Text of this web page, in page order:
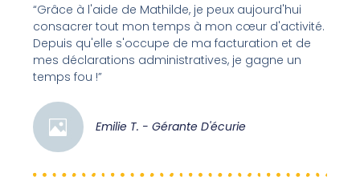
“Grâce à l'aide de Mathilde, je peux aujourd'hui
consacrer tout mon temps à mon cœur d'activité.
Depuis qu'elle s'occupe de ma facturation et de
mes déclarations administratives, je gagne un
temps fou !”
Emilie T. - Gérante D'écurie